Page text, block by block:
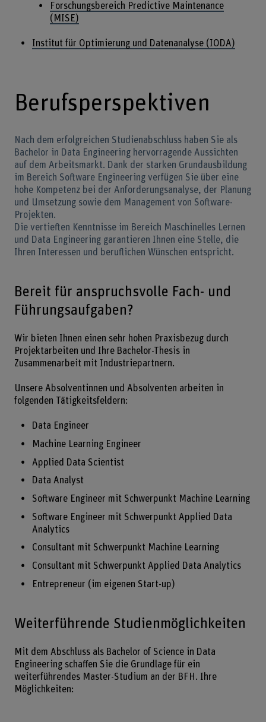
Forschungsbereich Predictive Maintenance
(MISE)
Institut für Optimierung und Datenanalyse (IODA)
Berufsperspektiven
Nach dem erfolgreichen Studienabschluss haben Sie als
Bachelor in Data Engineering hervorragende Aussichten
auf dem Arbeitsmarkt. Dank der starken Grundausbildung
im Bereich Software Engineering verfügen Sie über eine
hohe Kompetenz bei der Anforderungsanalyse, der Planung
und Umsetzung sowie dem Management von Software-
Projekten.
Die vertieften Kenntnisse im Bereich Maschinelles Lernen
und Data Engineering garantieren Ihnen eine Stelle, die
Ihren Interessen und beruflichen Wünschen entspricht.
Bereit für anspruchsvolle Fach- und
Führungsaufgaben?
Wir bieten Ihnen einen sehr hohen Praxisbezug durch
Projektarbeiten und Ihre Bachelor-Thesis in
Zusammenarbeit mit Industriepartnern.
Unsere Absolventinnen und Absolventen arbeiten in
folgenden Tätigkeitsfeldern:
Data Engineer
Machine Learning Engineer
Applied Data Scientist
Data Analyst
Software Engineer mit Schwerpunkt Machine Learning
Software Engineer mit Schwerpunkt Applied Data
Analytics
Consultant mit Schwerpunkt Machine Learning
Consultant mit Schwerpunkt Applied Data Analytics
Entrepreneur (im eigenen Start-up)
Weiterführende Studienmöglichkeiten
Mit dem Abschluss als Bachelor of Science in Data
Engineering schaffen Sie die Grundlage für ein
weiterführendes Master-Studium an der BFH. Ihre
Möglichkeiten: